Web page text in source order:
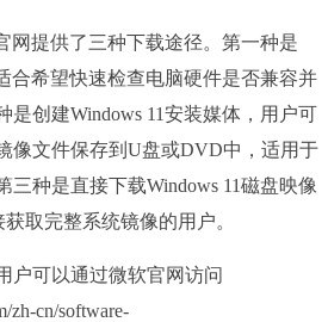
网提供了三种下载途径。第一种是
合希望快速检查电脑硬件是否兼容并
是创建Windows 11安装媒体，用户可
像文件保存到U盘或DVD中，适用于
三种是直接下载Windows 11磁盘映像
取完整系统镜像的用户。
户可以通过微软官网访问
zh-cn/software-